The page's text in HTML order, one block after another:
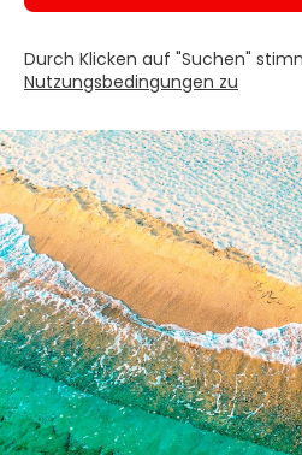
Durch Klicken auf "Suchen"
Nutzungsbedingungen zu